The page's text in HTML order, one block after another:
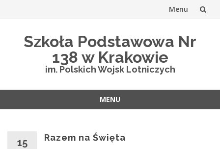
Menu
Szkoła Podstawowa Nr
138 w Krakowie
im. Polskich Wojsk Lotniczych
MENU
15 Razem na Święta